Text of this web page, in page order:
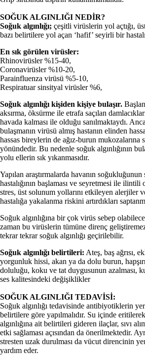
SOĞUK ALGINLIĞI NEDİR?
Soğuk algınlığı; çeşitli virüslerin yol açtığı,
bazı belirtilere yol açan ‘hafif’ seyirli bir
En sık görülen virüsler:
Rhinovirüsler %15-40,
Coronavirüsler %10-20,
Parainfluenza virüsü %5-10,
Respiratuar sinsityal virüsler %6,
Soğuk algınlığı kişiden kişiye bulaşır.
aksırma, öksürme ile etrafa saçılan
havada kalması ile olduğu sanılmaktaydı.
bulaşmanın virüsü almış hastanın elinden
hassas bireylerin de ağız-burun mukozalarına
yönündedir. Bu nedenle soğuk algınlığının
yolu ellerin sık yıkanmasıdır.
Yapılan araştırmalarda havanın soğukluğunun
hastalığının başlaması ve seyretmesi ile ilintili
stres, üst solunum yollarını etkileyen alerjiler
hastalığa yakalanma riskini artırdıkları
Soğuk algınlığına bir çok virüs sebep
zaman bu virüslerin tümüne direnç
tekrar tekrar soğuk algınlığı geçirilebilir.
Soğuk algınlığı belirtileri: Ateş, baş ağrısı,
yorgunluk hissi, akan ya da dolu burun,
doluluğu, koku ve tat duygusunun azalması,
ses kalitesindeki değişiklikler
SOĞUK ALGINLIĞI TEDAVİSİ:
Soğuk algınlığı tedavisinde antibiyotiklerin
belirtilere göre yapılmalıdır. Su içinde
algınlığına ait belirtileri gideren ilaçlar, sıvı
etki sağlaması açısından da önerilmektedir.
stresten uzak durulması da vücut direncinin
yardım eder.